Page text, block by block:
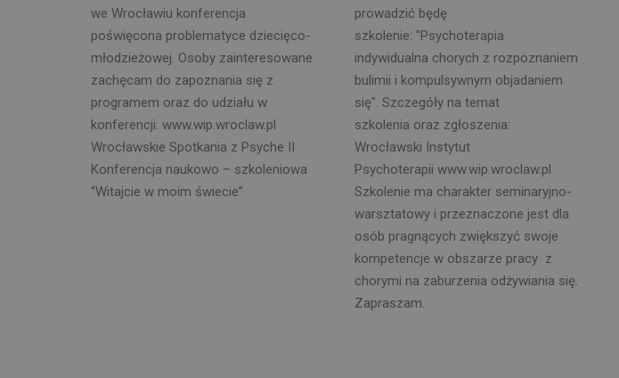
we Wrocławiu konferencja
poświęcona problematyce dziecięco-
młodzieżowej. Osoby zainteresowane
zachęcam do zapoznania się z
programem oraz do udziału w
konferencji: www.wip.wroclaw.pl
Wrocławskie Spotkania z Psyche II
Konferencja naukowo – szkoleniowa
“Witajcie w moim świecie”
prowadzić będę
szkolenie: "Psychoterapia
indywidualna chorych z rozpoznaniem
bulimii i kompulsywnym objadaniem
się". Szczegóły na temat
szkolenia oraz zgłoszenia:
Wrocławski Instytut
Psychoterapii www.wip.wroclaw.pl
Szkolenie ma charakter seminaryjno-
warsztatowy i przeznaczone jest dla
osób pragnących zwiększyć swoje
kompetencje w obszarze pracy z
chorymi na zaburzenia odżywiania się.
Zapraszam.